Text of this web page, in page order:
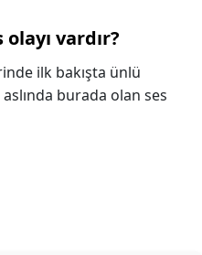
vardır?
ilk bakışta ünlü
burada olan ses